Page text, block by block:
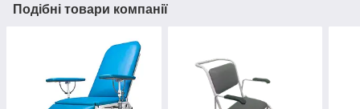
Подібні товари компанії